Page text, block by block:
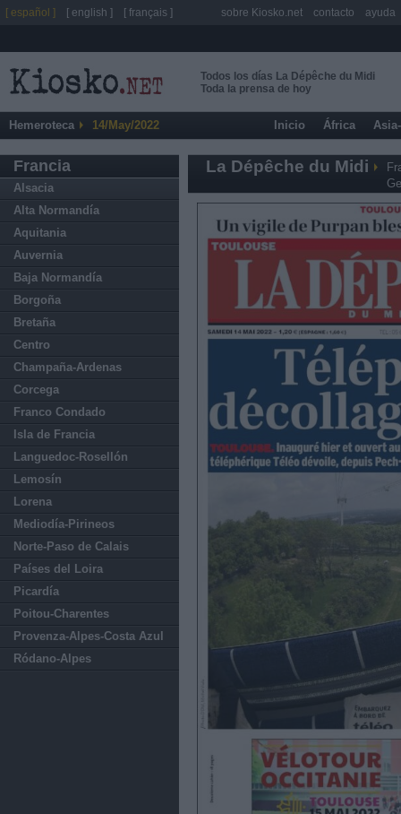
Todos los días La Dépêche du Midi
Toda la prensa de hoy
Hemeroteca 14/May/2022 Inicio África
Francia
Alsacia
Alta Normandía
Aquitania
Auvernia
Baja Normandía
Borgoña
Bretaña
Centro
Champaña-Ardenas
Corcega
Franco Condado
Isla de Francia
Languedoc-Rosellón
Lemosín
Lorena
Mediodía-Pirineos
Norte-Paso de Calais
Países del Loira
Picardía
Poitou-Charentes
Provenza-Alpes-Costa Azul
Ródano-Alpes
La Dépêche du Midi
[ español ] [ english ] [ français ] sobre Kiosko.net contacto ayuda